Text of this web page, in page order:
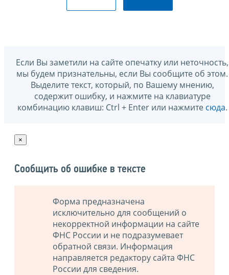
Если Вы заметили на сайте опечатку или неточность,
мы будем признательны, если Вы сообщите об этом.
Выделите текст, который, по Вашему мнению,
содержит ошибку, и нажмите на клавиатуре
комбинацию клавиш: Ctrl + Enter или нажмите сюда.
×
Сообщить об ошибке в тексте
Форма предназначена
исключительно для сообщений о
некорректной информации на сайте
ФНС России и не подразумевает
обратной связи. Информация
направляется редактору сайта ФНС
России для сведения.